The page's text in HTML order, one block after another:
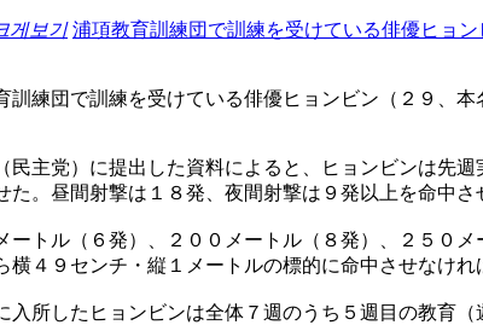
게보기 浦項教育訓練団で訓練を受けている俳優ヒョ
練団で訓練を受けている俳優ヒョンビン（２９、本
主党）に提出した資料によると、ヒョンビンは先
。昼間射撃は１８発、夜間射撃は９発以上を命中さ
ートル（６発）、２００メートル（８発）、２５０
４９センチ・縦１メートルの標的に命中させなけれ
入所したヒョンビンは全体７週のうち５週目の教育